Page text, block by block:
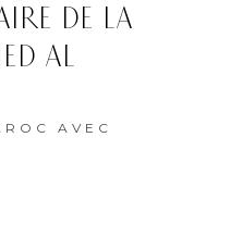
DE LA
AL
AVEC